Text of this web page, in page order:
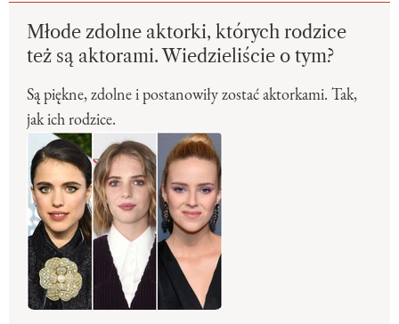
Młode zdolne aktorki, których rodzice
też są aktorami. Wiedzieliście o tym?
Są piękne, zdolne i postanowiły zostać aktorkami. Tak,
jak ich rodzice.